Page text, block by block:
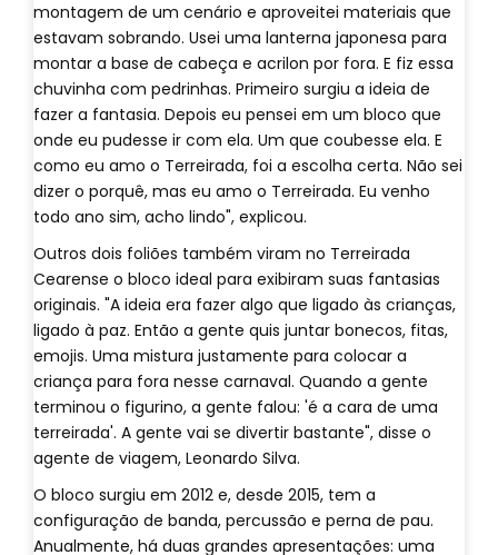
montagem de um cenário e aproveitei materiais que
estavam sobrando. Usei uma lanterna japonesa para
montar a base de cabeça e acrilon por fora. E fiz essa
chuvinha com pedrinhas. Primeiro surgiu a ideia de
fazer a fantasia. Depois eu pensei em um bloco que
onde eu pudesse ir com ela. Um que coubesse ela. E
como eu amo o Terreirada, foi a escolha certa. Não sei
dizer o porquê, mas eu amo o Terreirada. Eu venho
todo ano sim, acho lindo", explicou.
Outros dois foliões também viram no Terreirada
Cearense o bloco ideal para exibiram suas fantasias
originais. "A ideia era fazer algo que ligado às crianças,
ligado à paz. Então a gente quis juntar bonecos, fitas,
emojis. Uma mistura justamente para colocar a
criança para fora nesse carnaval. Quando a gente
terminou o figurino, a gente falou: 'é a cara de uma
terreirada'. A gente vai se divertir bastante", disse o
agente de viagem, Leonardo Silva.
O bloco surgiu em 2012 e, desde 2015, tem a
configuração de banda, percussão e perna de pau.
Anualmente, há duas grandes apresentações: uma